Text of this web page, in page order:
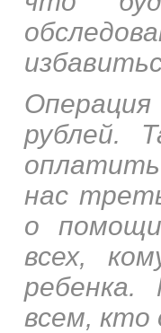
рублей.
нас
о
всех,
ребенка.
всем, кто